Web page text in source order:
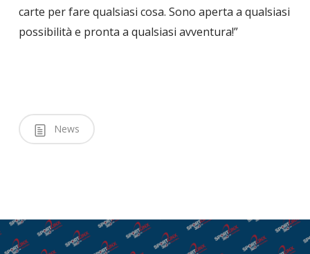
carte per fare qualsiasi cosa. Sono aperta a qualsiasi
possibilità e pronta a qualsiasi avventura!”
News